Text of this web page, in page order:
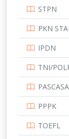
STPN
PKN
IPDN
TNI/
PPPK
TOEFL